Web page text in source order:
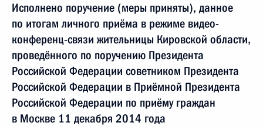
Исполнено поручение (меры приняты), данное
по итогам личного приёма в режиме видео-
конференц-связи жительницы Кировской области,
проведённого по поручению Президента
Российской Федерации советником Президента
Российской Федерации в Приёмной Президента
Российской Федерации по приёму граждан
в Москве 11 декабря 2014 года